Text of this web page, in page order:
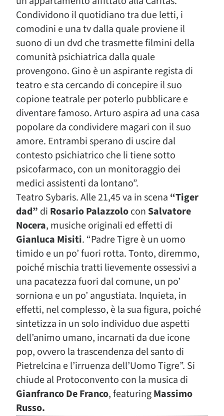
Condividono il quotidiano tra due letti, i
comodini e una tv dalla quale proviene il
suono di un dvd che trasmette filmini della
comunità psichiatrica dalla quale
provengono. Gino è un aspirante regista di
teatro e sta cercando di concepire il suo
copione teatrale per poterlo pubblicare e
diventare famoso. Arturo aspira ad una casa
popolare da condividere magari con il suo
amore. Entrambi sperano di uscire dal
contesto psichiatrico che li tiene sotto
psicofarmaco, con un monitoraggio dei
medici assistenti da lontano”.
Teatro Sybaris. Alle 21,45 va in scena “Tiger
dad” di Rosario Palazzolocon Salvatore
Nocera, musiche originali ed effetti di
Gianluca Misiti. “Padre Tigre è un uomo
timido e un po’ fuori rotta. Tonto, diremmo,
poiché mischia tratti lievemente ossessivi a
una pacatezza fuori dal comune, un po’
sorniona e un po’ angustiata. Inquieta, in
effetti, nel complesso, è la sua figura, poiché
sintetizza in un solo individuo due aspetti
dell’animo umano, incarnati da due icone
pop, ovvero la trascendenza del santo di
Pietrelcina e l’irruenza dell’Uomo Tigre”. Si
chiude al Protoconvento con la musica di
Gianfranco De Franco, featuringMassimo
Russo.